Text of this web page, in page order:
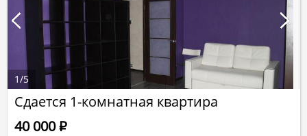
Сдается 1-комнатная квартира
40 000Р
1/5